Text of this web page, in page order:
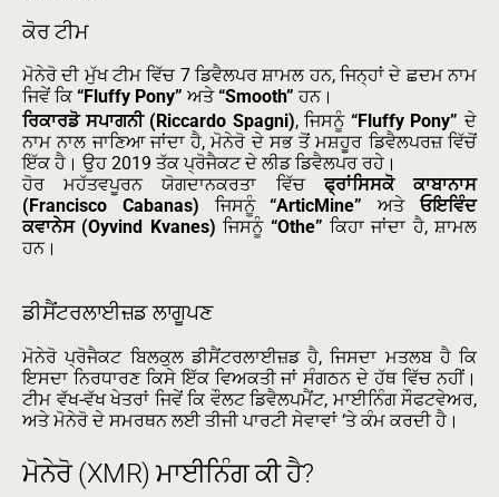
ਕੋਰ ਟੀਮ
ਮੋਨੇਰੋ ਦੀ ਮੁੱਖ ਟੀਮ ਵਿੱਚ 7 ਡਿਵੈਲਪਰ ਸ਼ਾਮਲ ਹਨ, ਜਿਨ੍ਹਾਂ ਦੇ ਛਦਮ ਨਾਮ
ਜਿਵੇਂ ਕਿ“Fluffy Pony” ਅਤੇ“Smooth” ਹਨ।
ਰਿਕਾਰਡੋ ਸਪਾਗਨੀ (Riccardo Spagni), ਜਿਸਨੂੰ “Fluffy Pony” ਦੇ
ਨਾਮ ਨਾਲ ਜਾਣਿਆ ਜਾਂਦਾ ਹੈ, ਮੋਨੇਰੋ ਦੇ ਸਭ ਤੋਂ ਮਸ਼ਹੂਰ ਡਿਵੈਲਪਰਜ਼ ਵਿੱਚੋਂ
ਇੱਕ ਹੈ। ਉਹ 2019 ਤੱਕ ਪ੍ਰੋਜੈਕਟ ਦੇ ਲੀਡ ਡਿਵੈਲਪਰ ਰਹੇ।
ਹੋਰ ਮਹੱਤਵਪੂਰਨ ਯੋਗਦਾਨਕਰਤਾ ਵਿੱਚਫ੍ਰਾਂਸਿਸਕੋ ਕਾਬਾਨਾਸ
(Francisco Cabanas) ਜਿਸਨੂੰ“ArticMine” ਅਤੇਓਇਵਿੰਦ
ਕਵਾਨੇਸ (Oyvind Kvanes) ਜਿਸਨੂੰ “Othe” ਕਿਹਾ ਜਾਂਦਾ ਹੈ, ਸ਼ਾਮਲ
ਹਨ।
ਡੀਸੈਂਟਰਲਾਈਜ਼ਡ ਲਾਗੂਪਣ
ਮੋਨੇਰੋ ਪ੍ਰੋਜੈਕਟ ਬਿਲਕੁਲ ਡੀਸੈਂਟਰਲਾਈਜ਼ਡ ਹੈ, ਜਿਸਦਾ ਮਤਲਬ ਹੈ ਕਿ
ਇਸਦਾ ਨਿਰਧਾਰਣ ਕਿਸੇ ਇੱਕ ਵਿਅਕਤੀ ਜਾਂ ਸੰਗਠਨ ਦੇ ਹੱਥ ਵਿੱਚ ਨਹੀਂ।
ਟੀਮ ਵੱਖ-ਵੱਖ ਖੇਤਰਾਂ ਜਿਵੇਂ ਕਿ ਵੌਲਟ ਡਿਵੈਲਪਮੈਂਟ, ਮਾਈਨਿੰਗ ਸੌਫਟਵੇਅਰ,
ਅਤੇ ਮੋਨੇਰੋ ਦੇ ਸਮਰਥਨ ਲਈ ਤੀਜੀ ਪਾਰਟੀ ਸੇਵਾਵਾਂ ‘ਤੇ ਕੰਮ ਕਰਦੀ ਹੈ।
ਮੋਨੇਰੋ (XMR) ਮਾਈਨਿੰਗ ਕੀ ਹੈ?